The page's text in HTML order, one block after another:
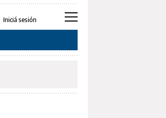
Iniciá sesión